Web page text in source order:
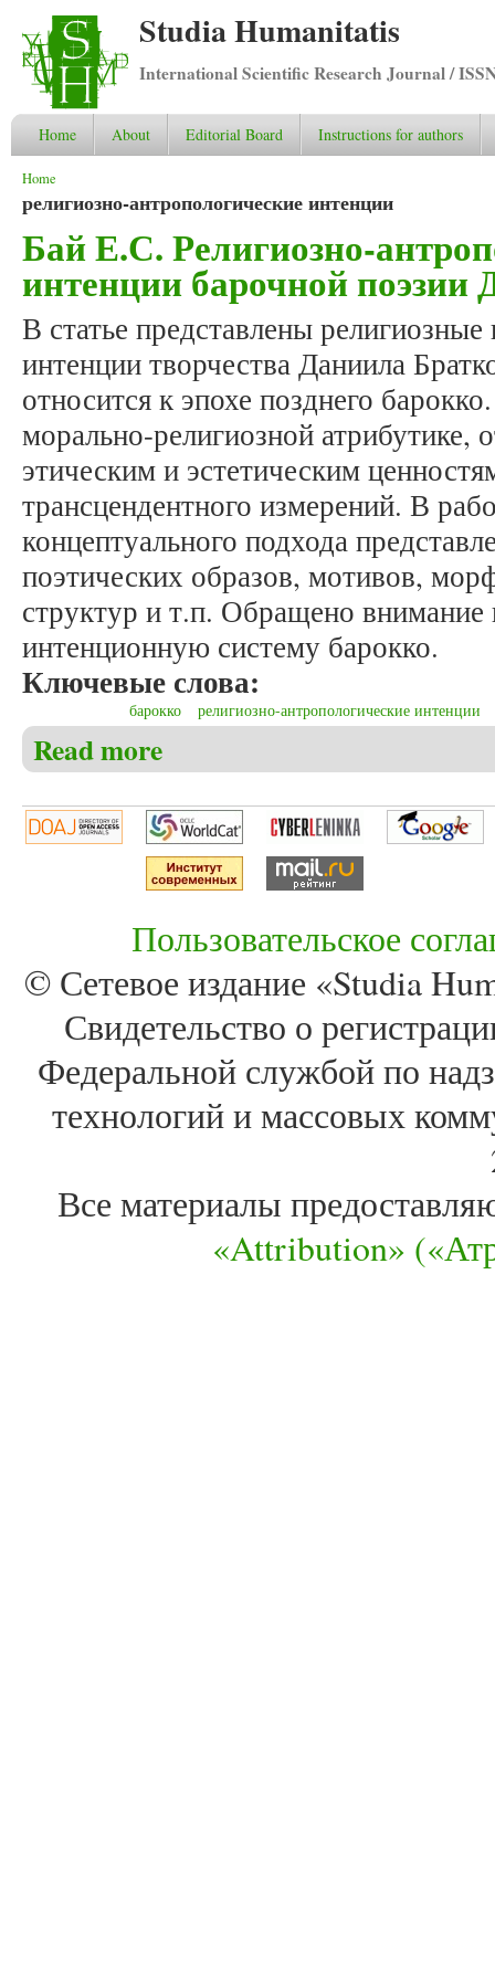
Studia Humanitatis
International Scientific Research Journal /
Home About Editorial Board Instructions for authors
You are here
Home
религиозно-антропологические интенции
Бай Е.С. Религиозно-
интенции барочной поэзии
В статье представлены
интенции творчества Даниила
относится к эпохе позднего
морально-религиозной атрибутике,
этическим и эстетическим
трансцендентного измерений. В
концептуального подхода
поэтических образов, мотивов,
структур и т.п. Обращено внимание
интенционную систему барокко.
Ключевые слова:
барокко религиозно-антропологические интенции
Read more
Пользовательское
© Сетевое издание «Studia
Свидетельство о
Федеральной службой по
технологий и массовых
Все материалы
«Attribution»